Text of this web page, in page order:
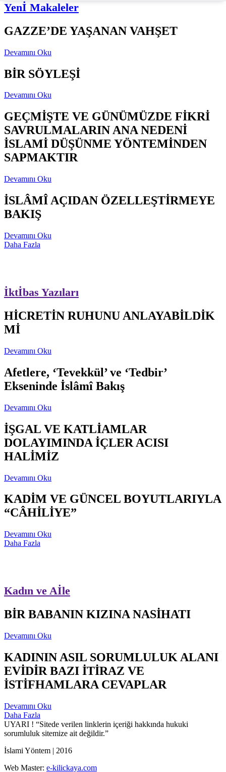
Yenİ Makaleler
GAZZE’DE YAŞANAN VAHŞET
Devamını Oku
BİR SÖYLEŞİ
Devamını Oku
GEÇMİŞTE VE GÜNÜMÜZDE FİKRİ
SAVRULMALARIN ANA NEDENİ
İSLAMİ DÜŞÜNME YÖNTEMİNDEN
SAPMAKTIR
Devamını Oku
İSLÂMÎ AÇIDAN ÖZELLEŞTİRMEYE
BAKIŞ
Devamını Oku
Daha Fazla
İktİbas Yazıları
HİCRETİN RUHUNU ANLAYABİLDİK
Mİ
Devamını Oku
Afetlere, ‘Tevekkül’ ve ‘Tedbir’
Ekseninde İslâmî Bakış
Devamını Oku
İŞGAL VE KATLİAMLAR
DOLAYIMINDA İÇLER ACISI
HALİMİZ
Devamını Oku
KADİM VE GÜNCEL BOYUTLARIYLA
“CÂHİLİYE”
Devamını Oku
Daha Fazla
Kadın ve Aİle
BİR BABANIN KIZINA NASİHATI
Devamını Oku
KADININ ASIL SORUMLULUK ALANI
EVİDİR BAZI İTİRAZ VE
İSTİFHAMLARA CEVAPLAR
Devamını Oku
Daha Fazla
UYARI ! “Sitede verilen linklerin içeriği hakkında hukuki
sorumluluk sitemize ait değildir.”
İslami Yöntem | 2016
Web Master: e-kilickaya.com